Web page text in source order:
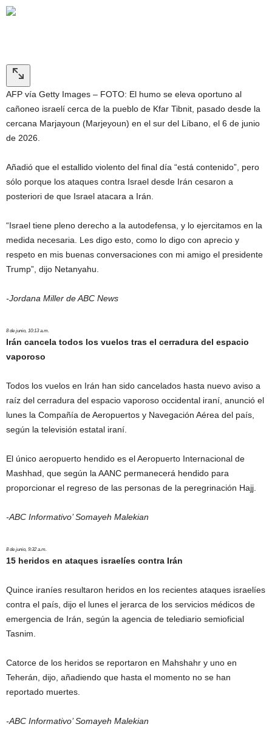
AFP vía Getty Images – FOTO: El humo se eleva oportuno al
cañoneo israelí cerca de la pueblo de Kfar Tibnit, pasado desde la
cercana Marjayoun (Marjeyoun) en el sur del Líbano, el 6 de junio
de 2026.
Añadió que el estallido violento del final día “está contenido”, pero
sólo porque los ataques contra Israel desde Irán cesaron a
posteriori de que Israel atacara a Irán.
“Israel tiene pleno derecho a la autodefensa, y lo ejercitamos en la
medida necesaria. Les digo esto, como lo digo con aprecio y
respeto en mis buenas conversaciones con mi amigo el presidente
Trump”, dijo Netanyahu.
-Jordana Miller de ABC News
8 de junio, 10:13 a.m.
Irán cancela todos los vuelos tras el cerradura del espacio
vaporoso
Todos los vuelos en Irán han sido cancelados hasta nuevo aviso a
raíz del cerradura del espacio vaporoso occidental iraní, anunció el
lunes la Compañía de Aeropuertos y Navegación Aérea del país,
según la televisión estatal iraní.
El único aeropuerto hendido es el Aeropuerto Internacional de
Mashhad, que según la AANC permanecerá hendido para
proporcionar el regreso de las personas de la peregrinación Hajj.
-ABC Informativo’Somayeh Malekian
8 de junio, 9:32 a.m.
15 heridos en ataques israelíes contra Irán
Quince iraníes resultaron heridos en los recientes ataques israelíes
contra el país, dijo el lunes el jerarca de los servicios médicos de
emergencia de Irán, según la agencia de telediario semioficial
Tasnim.
Catorce de los heridos se reportaron en Mahshahr y uno en
Teherán, dijo, añadiendo que hasta el momento no se han
reportado muertes.
-ABC Informativo’Somayeh Malekian